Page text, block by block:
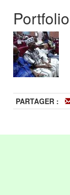
Portfolio
PARTAGER :